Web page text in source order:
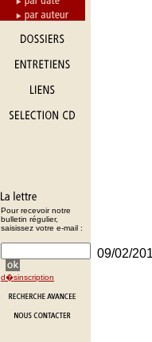
Pour recevoir notre
bulletin régulier,
saisissez votre e-mail :
d�sinscription
09/02/